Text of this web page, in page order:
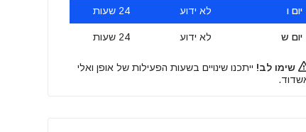
יום ו לא ידוע 24 שעות
יום ש לא ידוע 24 שעות
שימו לב! ייתכנו שינויים בשעות הפעילות של אופן ואלי